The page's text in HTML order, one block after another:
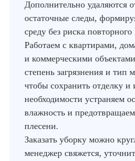
Дополнительно удаляются
остаточные следы,
среду без риска
Работаем с квартирами,
и коммерческими
степень загрязнения и тип
чтобы сохранить отделку
необходимости устраняем
влажность и
плесени.
Заказать уборку можно
менеджер свяжется,